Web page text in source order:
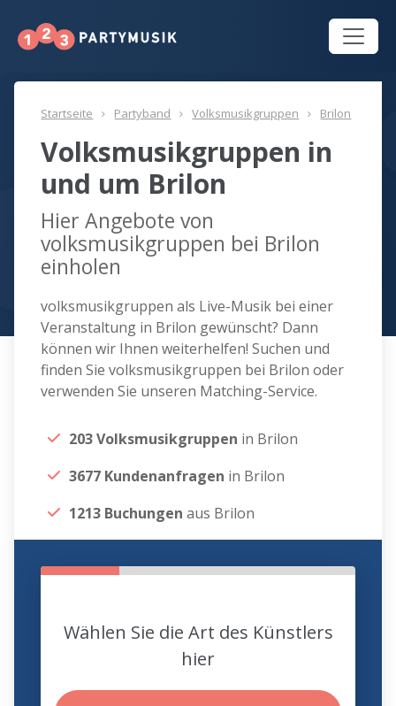
Startseite Partyband Volksmusikgruppen Brilon
Volksmusikgruppen in
und um Brilon
Hier Angebote von
volksmusikgruppen bei Brilon
einholen
volksmusikgruppen als Live-Musik bei einer
Veranstaltung in Brilon gewünscht? Dann
können wir Ihnen weiterhelfen! Suchen und
finden Sie volksmusikgruppen bei Brilon oder
verwenden Sie unseren Matching-Service.
203 Volksmusikgruppen in Brilon
3677 Kundenanfragen in Brilon
1213 Buchungen aus Brilon
Wählen Sie die Art des Künstlers
hier